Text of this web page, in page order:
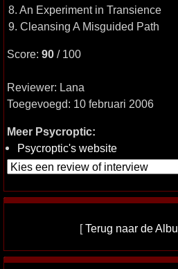
8. An Experiment in Transience
9. Cleansing A Misguided Path
Score: 90 / 100
Reviewer: Lana
Toegevoegd: 10 februari 2006
Meer Psycroptic:
Psycroptic's website
[Terug naar de